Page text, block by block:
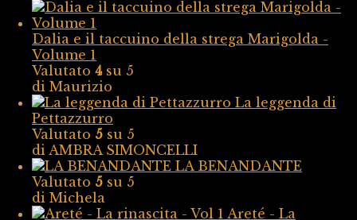
Dalia e il taccuino della strega Marigolda -
Volume 1
Valutato 4su 5
di Maurizio
La leggenda di
Pettazzurro
Valutato 5 su 5
di AMBRA SIMONCELLI
LA BENANDANTE
Valutato 5 su 5
di Michela
Areté - La